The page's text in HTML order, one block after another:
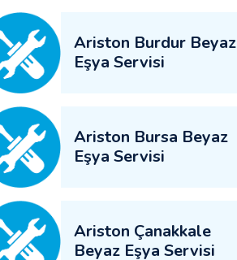
Ariston Burdur Beyaz
Eşya Servisi
Ariston Bursa Beyaz
Eşya Servisi
Ariston Çanakkale
Beyaz Eşya Servisi